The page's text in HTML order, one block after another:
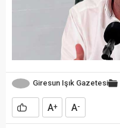
Giresun Işık Gazetesi
A+ A-